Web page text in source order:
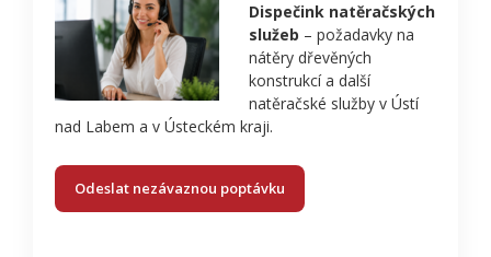
Dispečink natěračských
služeb – požadavky na
nátěry dřevěných
konstrukcí a další
natěračské služby v Ústí
nad Labem a v Ústeckém kraji.
Odeslat nezávaznou poptávku